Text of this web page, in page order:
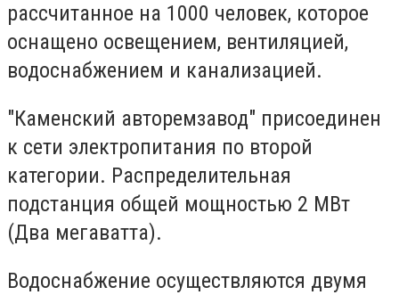
рассчитанное на 1000 человек, которое
оснащено освещением, вентиляцией,
водоснабжением и канализацией.
"Каменский авторемзавод" присоединен
к сети электропитания по второй
категории. Распределительная
подстанция общей мощностью 2 МВт
(Два мегаватта).
Водоснабжение осуществляются двумя